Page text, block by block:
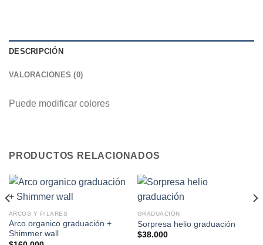
DESCRIPCIÓN
VALORACIONES (0)
Puede modificar colores
PRODUCTOS RELACIONADOS
ARCOS Y PILARES
Arco organico graduación +
Shimmer wall
GRADUACIÓN
Sorpresa helio graduación
$38.000